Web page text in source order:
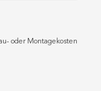
oder Montagekosten